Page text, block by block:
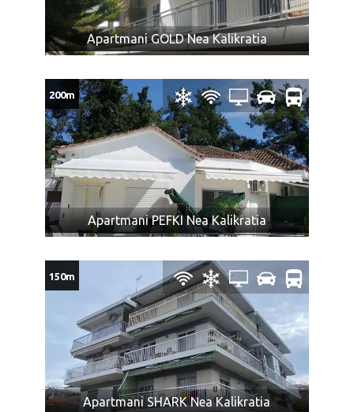
Apartmani GOLD Nea Kalikratia
Apartmani PEFKI Nea Kalikratia
200m
Apartmani SHARK Nea Kalikratia
150m